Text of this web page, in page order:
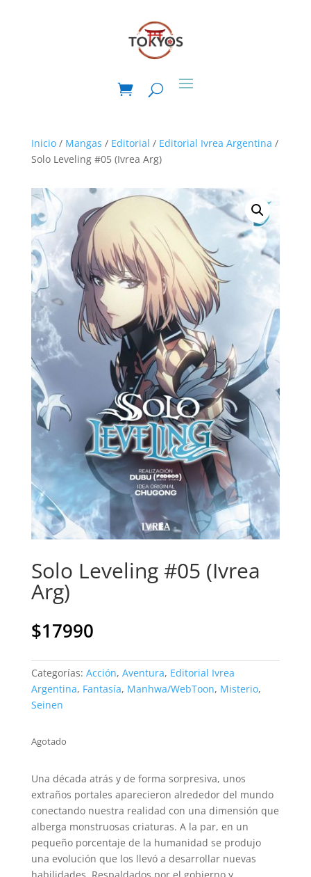
Inicio/ Mangas / Editorial / Editorial Ivrea Argentina /
Solo Leveling #05 (Ivrea Arg)
Solo Leveling #05 (Ivrea
Arg)
$17990
Categorías: Acción, Aventura, Editorial Ivrea
Argentina, Fantasía, Manhwa/WebToon, Misterio,
Seinen
Agotado
Una década atrás y de forma sorpresiva, unos
extraños portales aparecieron alrededor del mundo
conectando nuestra realidad con una dimensión que
alberga monstruosas criaturas. A la par, en un
pequeño porcentaje de la humanidad se produjo
una evolución que los llevó a desarrollar nuevas